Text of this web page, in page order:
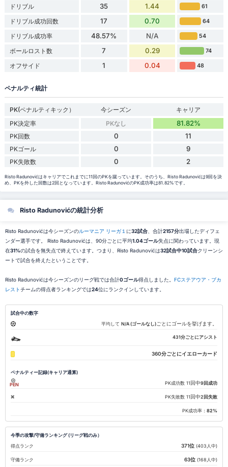
ドリブル
35 1.44 61
ドリブル成功回数 17 0.70 64
ドリブル成功率 48.57% N/A 54
ボールロスト数 7 0.29 74
オフサイド 1 0.04 48
ペナルティ統計
PK(ペナルティキック） 今シーズン
キャリア
PK決定率
PKなし 81.82%
PK回数 0 11
PKゴール 0 9
PK失敗数 0 2
Risto Radunovićはキャリアでこれまでに11回のPKを蹴っています。そのうち、Risto Radunovićは9回を決
め、PKを外した回数は2回となっています。Risto RadunovićのPK成功率は81.82%です。
Risto Radunovićの統計分析
Risto Radunovićは今シーズンのルーマニア リーガ１ に32試合、合計2157分出場したディフェ
ンダー選手です。 Risto Radunovićは、90分ごとに平均1.04ゴール失点に関わっています。現
在31%の試合を無失点で終えています。つまり、Risto Radunovićは32試合中10試合クリーンシ
ートで試合を終えたということです。
Risto Radunovićは今シーズンのリーグ戦では合計0ゴール得点しました。 FCステアウア・ブカ
レストチームの得点者ランキングでは24位にランクインしています。
試合中の数字
平均してN/A (ゴールなし)ごとにゴールを挙げます。
431分ごとにアシスト
360分ごとにイエローカード
ペナルティー記録(キャリア通算)
PEN PK成功数 11回中9回成功
PK失敗数 11回中2回失敗
PK成功率：82%
今季の攻撃/守備ランキング (リーグ戦のみ）
得点ランク
371位 (403人中)
守備ランク 63位 (168人中)